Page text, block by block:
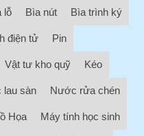
lỗ Bìa nút Bìa trình ký
điện tử Pin
Vật tư kho quỹ Kéo
lau sàn Nước rửa chén
Họa Máy tính học sinh